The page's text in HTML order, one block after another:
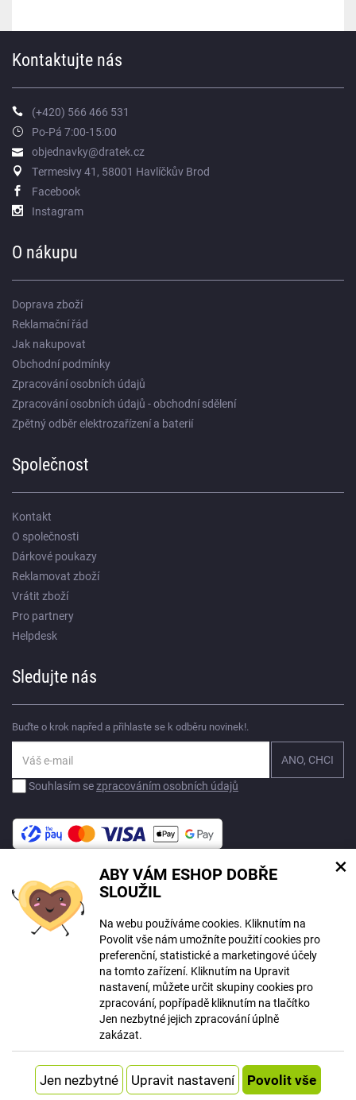
ABY VÁM ESHOP DOBŘE
SLOUŽIL
Na webu používáme cookies. Kliknutím na
Povolit vše nám umožníte použití cookies pro
preferenční, statistické a marketingové účely
na tomto zařízení. Kliknutím na Upravit
nastavení, můžete určit skupiny cookies pro
zpracování, popřípadě kliknutím na tlačítko
Jen nezbytné jejich zpracování úplně
zakázat.
Upravit nastavení
×
Kontaktujte nás
(+420) 566 466 531
Po-Pá 7:00-15:00
objednavky@dratek.cz
Termesivy 41, 58001 Havlíčkův Brod
Facebook
Instagram
O nákupu
Doprava zboží
Reklamační řád
Jak nakupovat
Obchodní podmínky
Zpracování osobních údajů
Zpracování osobních údajů - obchodní sdělení
Zpětný odběr elektrozařízení a baterií
Společnost
Kontakt
O společnosti
Dárkové poukazy
Reklamovat zboží
Vrátit zboží
Pro partnery
Helpdesk
Sledujte nás
Buďte o krok napřed a přihlaste se k odběru novinek!.
Souhlasím sezpracováním osobních údajů
Na tomto webu mohou být při tvorbě obsahu využívány nástroje umělé
inteligence. Více informacízde.
© Copyright ECLIPSERA s.r.o.
Všechna práva vyhrazena
Slovenská verze
HU
RO
Zobrazit klasickou verzi
Systém